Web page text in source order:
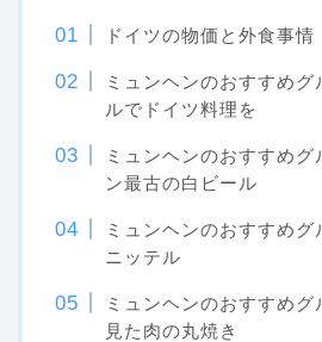
ドイツの物価と外食事情
ミュンヘンのおすすめ
ルでドイツ料理を
ミュンヘンのおすすめ
ン最古の白ビール
ミュンヘンのおすすめ
ニッテル
ミュンヘンのおすすめ
見た肉の丸焼き